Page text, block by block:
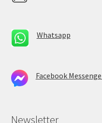
Whatsapp
Facebook
Newsletter